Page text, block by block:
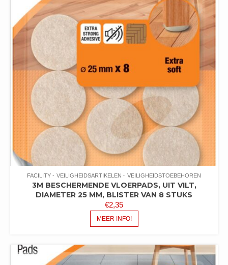
FACILITY VEILIGHEIDSARTIKELEN VEILIGHEIDSTOEBEHOREN
3M BESCHERMENDE VLOERPADS, UIT VILT,
DIAMETER 25 MM, BLISTER VAN 8 STUKS
€2,35
MEER INFO!